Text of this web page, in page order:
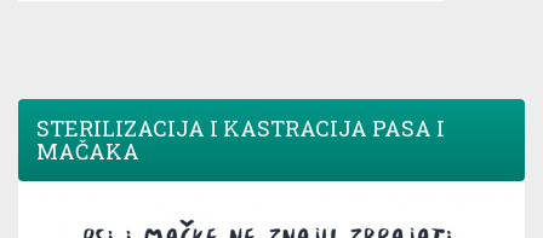
STERILIZACIJA I KASTRACIJA PASA I
MAČAKA